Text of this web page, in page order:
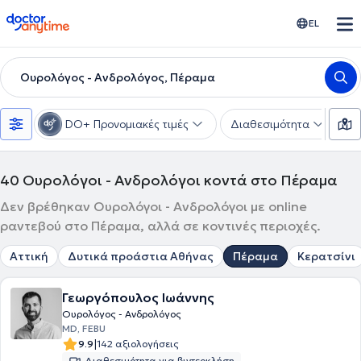
doctoranytime EL
Ουρολόγος - Ανδρολόγος, Πέραμα
DO+ Προνομιακές τιμές Διαθεσιμότητα
40 Ουρολόγοι - Ανδρολόγοι κοντά στο Πέραμα
Δεν βρέθηκαν Ουρολόγοι - Ανδρολόγοι με online
ραντεβού στο Πέραμα, αλλά σε κοντινές περιοχές.
Αττική Δυτικά προάστια Αθήνας Πέραμα Κερατσίνι
Γεωργόπουλος Ιωάννης
Ουρολόγος - Ανδρολόγος
MD, FEBU
9.9|142 αξιολογήσεις